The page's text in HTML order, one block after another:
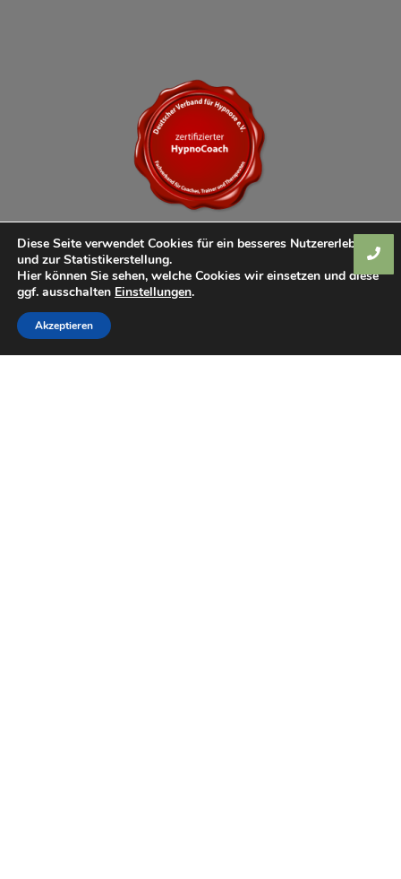
Diese Seite verwendet Cookies für ein besseres Nutzererlebnis
und zur Statistikerstellung.
Hier können Sie sehen, welche Cookies wir einsetzen und diese
ggf. ausschalten Einstellungen.
Akzeptieren